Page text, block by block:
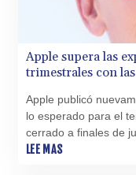
Apple supera las
trimestrales con
Apple publicó
lo esperado para el
cerrado a finales de
16% interanual a
LEE MAS